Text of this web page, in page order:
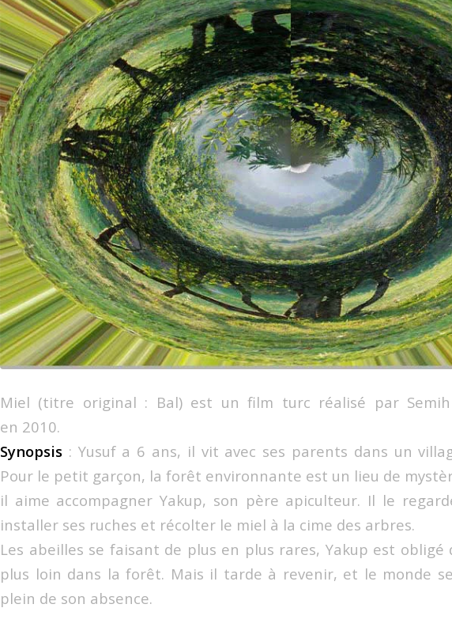
Miel (titre original : Bal) est un film turc réalisé par Semih
en 2010.
Synopsis : Yusuf a 6 ans, il vit avec ses parents dans un
Pour le petit garçon, la forêt environnante est un lieu de
il aime accompagner Yakup, son père apiculteur. Il le
installer ses ruches et récolter le miel à la cime des arbres.
Les abeilles se faisant de plus en plus rares, Yakup est
plus loin dans la forêt. Mais il tarde à revenir, et le monde
plein de son absence.